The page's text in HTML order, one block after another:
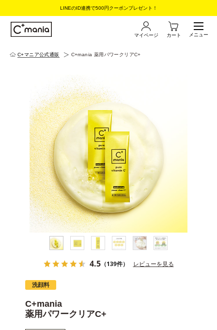
LINEのID連携で500円クーポンプレゼント！
マイページ カート メニュー
C+マニア公式通販 C+mania 薬用パワークリアC+
洗顔料
C+mania
薬用パワークリアC+
4.5（139件） レビューを見る